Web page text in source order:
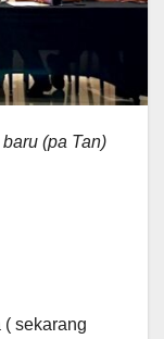
(pa Tan)
sekarang